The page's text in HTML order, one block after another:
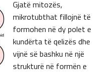
Gjatë mitozës,
mikrotubthat fillojnë të
formohen në dy polet e
kundërta të qelizës dhe
vijnë së bashku në një
strukturë në formën e